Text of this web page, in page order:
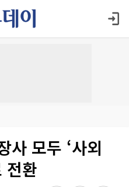
사 모두 ‘사외
전환